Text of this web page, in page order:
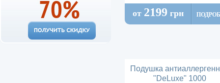
от 2199 грн
Подушка
"DeLuxe" 1000